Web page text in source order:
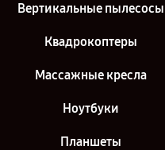
Вертикальные пылесосы
Квадрокоптеры
Массажные кресла
Ноутбуки
Планшеты